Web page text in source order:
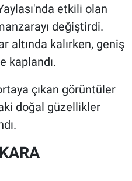
etkili olan
değiştirdi.
altında kalırken, geniş
kaplandı.
çıkan görüntüler
doğal güzellikler